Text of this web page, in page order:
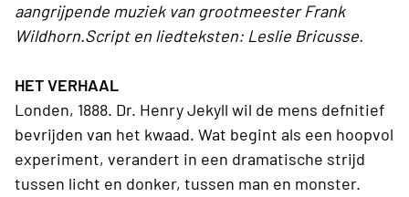
aangrijpende muziek van grootmeester Frank
Wildhorn.Script en liedteksten: Leslie Bricusse.
HET VERHAAL
Londen, 1888. Dr. Henry Jekyll wil de mens defnitief
bevrijden van het kwaad. Wat begint als een hoopvol
experiment, verandert in een dramatische strijd
tussen licht en donker, tussen man en monster.